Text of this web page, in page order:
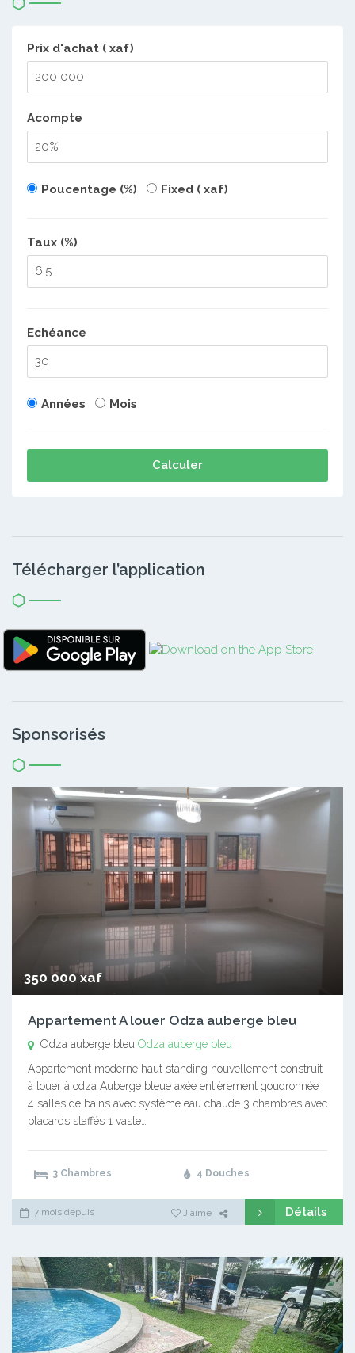
Prix d'achat ( xaf)
Acompte
Poucentage (%) Fixed ( xaf)
Taux (%)
Echéance
Années Mois
Calculer
Télécharger l’application
Sponsorisés
350 000 xaf
Appartement A louer Odza auberge bleu
Odza auberge bleu Odza auberge bleu
Appartement moderne haut standing nouvellement construit
à louer à odza Auberge bleue axée entièrement goudronnée
4 salles de bains avec système eau chaude 3 chambres avec
placards staffés 1 vaste…
3 Chambres 4 Douches
7 mois depuis J'aime Détails